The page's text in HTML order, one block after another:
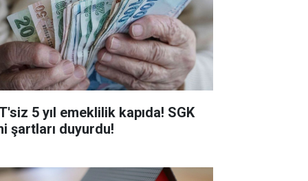
5 yıl emeklilik kapıda! SGK
şartları duyurdu!